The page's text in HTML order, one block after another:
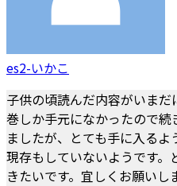
es2-いかこ
子供の頃読んだ内容がいまだ
巻しか手元になかったので
ましたが、とても手に入る
現存もしていないようです
きたいです。宜しくお願いし